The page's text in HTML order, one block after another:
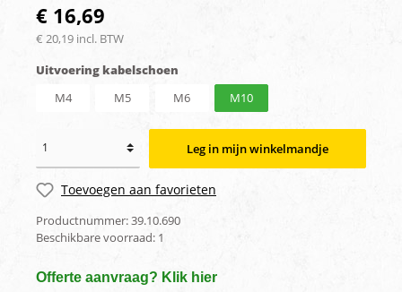
€ 16,69
€ 20,19 incl. BTW
Uitvoering kabelschoen
M4
M5 M6 M10
Leg in mijn winkelmandje
Toevoegen aan favorieten
Productnummer:39.10.690
Beschikbare voorraad: 1
Offerte aanvraag? Klik hier